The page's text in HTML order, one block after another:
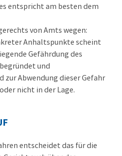
entspricht am besten dem
von Amts wegen:
Anhaltspunkte scheint
Gefährdung des
und
zur Abwendung dieser Gefahr
nicht in der Lage.
entscheidet das für die